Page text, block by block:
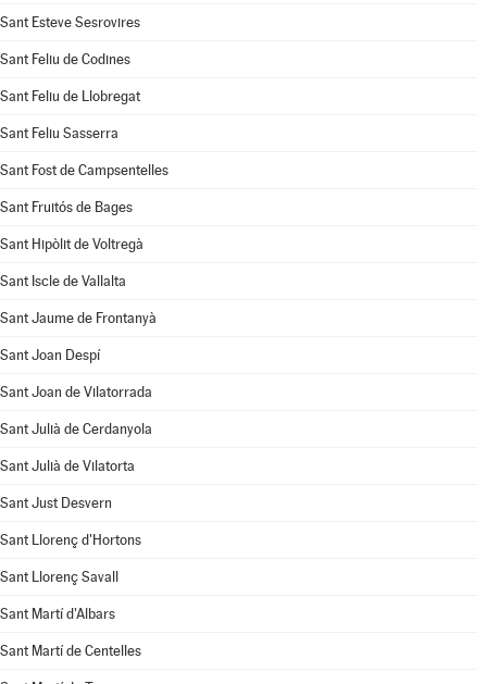
Sant Esteve Sesrovires
Sant Feliu de Codines
Sant Feliu de Llobregat
Sant Feliu Sasserra
Sant Fost de Campsentelles
Sant Fruitós de Bages
Sant Hipòlit de Voltregà
Sant Iscle de Vallalta
Sant Jaume de Frontanyà
Sant Joan Despí
Sant Joan de Vilatorrada
Sant Julià de Cerdanyola
Sant Julià de Vilatorta
Sant Just Desvern
Sant Llorenç d'Hortons
Sant Llorenç Savall
Sant Martí d'Albars
Sant Martí de Centelles